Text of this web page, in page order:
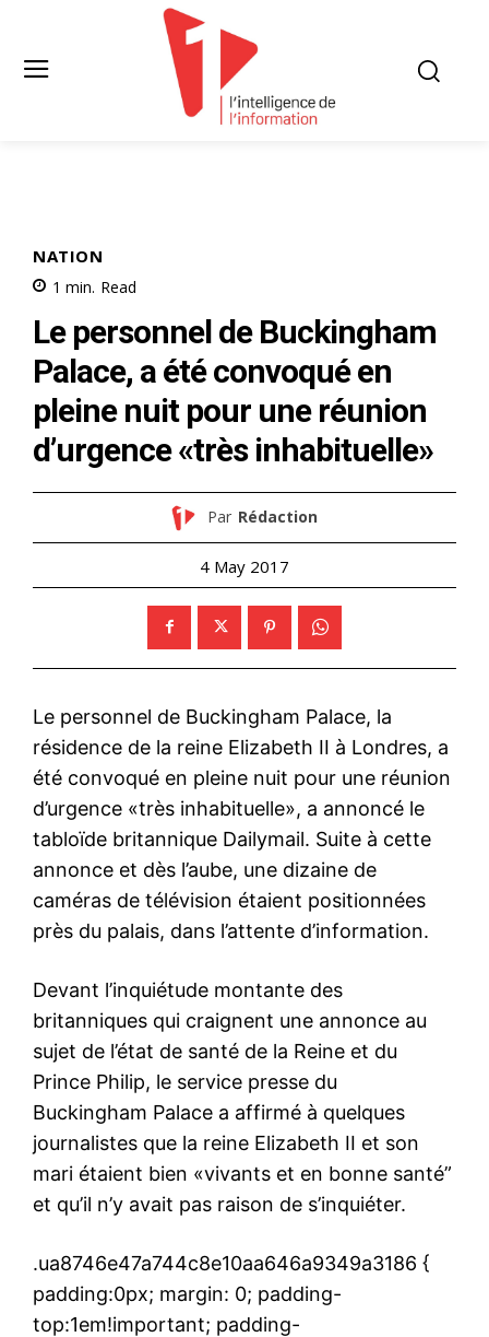
NATION
1 min. Read
Le personnel de Buckingham
Palace, a été convoqué en
pleine nuit pour une réunion
d’urgence «très inhabituelle»
Par Rédaction
4 May 2017
Le personnel de Buckingham Palace, la
résidence de la reine Elizabeth II à Londres, a
été convoqué en pleine nuit pour une réunion
d’urgence «très inhabituelle», a annoncé le
tabloïde britannique Dailymail. Suite à cette
annonce et dès l’aube, une dizaine de
caméras de télévision étaient positionnées
près du palais, dans l’attente d’information.
Devant l’inquiétude montante des
britanniques qui craignent une annonce au
sujet de l’état de santé de la Reine et du
Prince Philip, le service presse du
Buckingham Palace a affirmé à quelques
journalistes que la reine Elizabeth II et son
mari étaient bien «vivants et en bonne santé”
et qu’il n’y avait pas raison de s’inquiéter.
.ua8746e47a744c8e10aa646a9349a3186 {
padding:0px; margin: 0; padding-
top:1em!important; padding-